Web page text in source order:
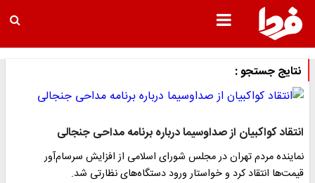
نتایج جستجو :
انتقاد کواکبیان از صداوسیما درباره برنامه مداحی جنجالی
نماینده مردم تهران در مجلس شورای اسلامی از افزایش سرسام‌آور
قیمت‌ها انتقاد کرد و خواستار ورود دستگاه‌های نظارتی شد.